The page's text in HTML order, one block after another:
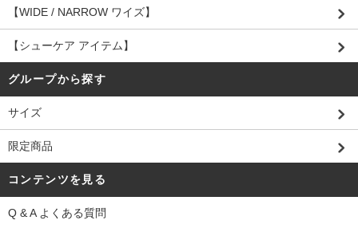
【WIDE / NARROW ワイズ】
【シューケア アイテム】
グループから探す
サイズ
限定商品
コンテンツを見る
Q & A よくある質問